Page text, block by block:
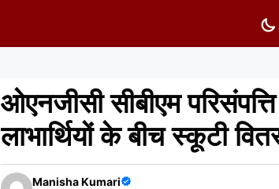
ओएनजीसी सीबीएम
लाभार्थियों के बीच स्कूटी
Manisha Kumari